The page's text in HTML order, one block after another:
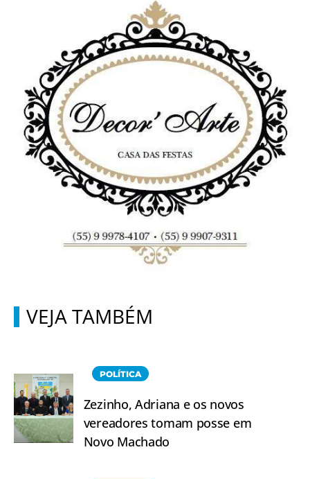
VEJA TAMBÉM
POLÍTICA
Zezinho, Adriana e os novos
vereadores tomam posse em
Novo Machado